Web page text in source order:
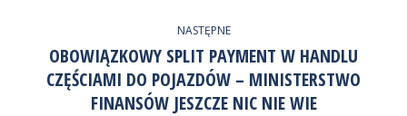
NASTĘPNE
Następny
wpis:
OBOWIĄZKOWY SPLIT PAYMENT W HANDLU
CZĘŚCIAMI DO POJAZDÓW – MINISTERSTWO
FINANSÓW JESZCZE NIC NIE WIE